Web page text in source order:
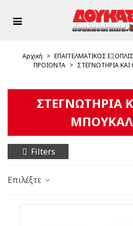
Αρχική > ΕΠΑΓΓΕΛΜΑΤΙΚΟΣ
ΠΡΟΙΟΝΤΑ > ΣΤΕΓΝΩΤΗΡΙΑ
ΣΤΕΓΝΩΤΗΡΙΑ
Filters
Επιλέξτε